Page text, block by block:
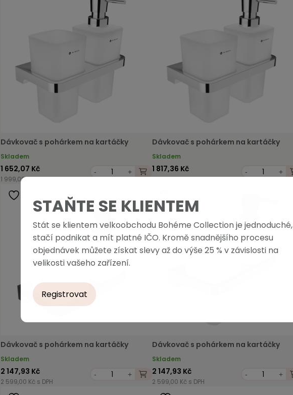
Dávkovač s pohárkem na kartáčky
Skladem
1 652,07 Kč
1 999,00 Kč s DPH
- +
Dávkovač s pohárkem na kartáčky
Skladem
1 817,36 Kč
2 199,01 Kč s DPH
- +
Dávkovač s pohárkem na kartáčky
Skladem
2 147,93 Kč
2 599,00 Kč s DPH
- +
Dávkovač s pohárkem na kartáčky
Skladem
2 147,93 Kč
2 599,00 Kč s DPH
- +
STAŇTE SE KLIENTEM
Stát se klientem velkoobchodu Bohéme Collection je jednoduché,
stačí podnikat a mít platné IČO. Kromě snadnějšího procesu
objednávek můžete získat slevy až do výše 25 % v závislosti na
velikosti vašeho zařízení.
Registrovat